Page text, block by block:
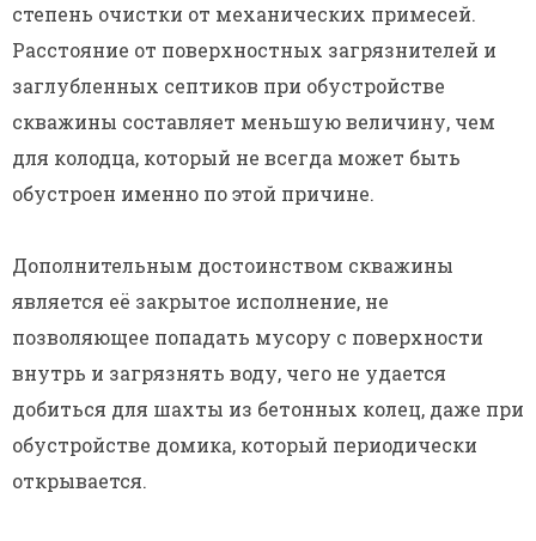
степень очистки от механических примесей.
Расстояние от поверхностных загрязнителей и
заглубленных септиков при обустройстве
скважины составляет меньшую величину, чем
для колодца, который не всегда может быть
обустроен именно по этой причине.
Дополнительным достоинством скважины
является её закрытое исполнение, не
позволяющее попадать мусору с поверхности
внутрь и загрязнять воду, чего не удается
добиться для шахты из бетонных колец, даже при
обустройстве домика, который периодически
открывается.